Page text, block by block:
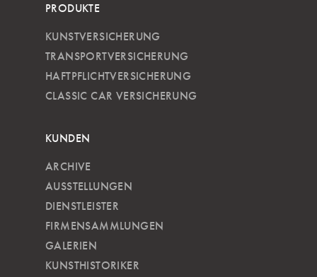
PRODUKTE
KUNSTVERSICHERUNG
TRANSPORTVERSICHERUNG
HAFTPFLICHTVERSICHERUNG
CLASSIC CAR VERSICHERUNG
KUNDEN
ARCHIVE
AUSSTELLUNGEN
DIENSTLEISTER
FIRMENSAMMLUNGEN
GALERIEN
KUNSTHISTORIKER